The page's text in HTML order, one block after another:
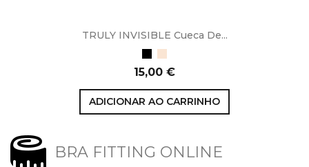
TRULY INVISIBLE Cueca De...
Preço
15,00 €
ADICIONAR AO CARRINHO
BRA FITTING ONLINE